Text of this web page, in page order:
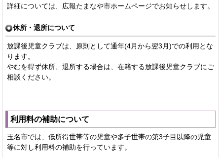
詳細については、広報たまなや市ホームページでお知らせします。
休所・退所について
放課後児童クラブは、原則として通年(4月から翌3月)での利用とな
ります。
やむを得ず休所、退所する場合は、在籍する放課後児童クラブにご
相談ください。
利用料の補助について
玉名市では、低所得世帯等の児童や多子世帯の第3子目以降の児童
等に対し利用料の補助を行っています。